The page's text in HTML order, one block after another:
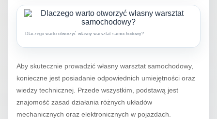
Dlaczego warto otworzyć własny warsztat samochodowy?
Aby skutecznie prowadzić własny warsztat samochodowy,
konieczne jest posiadanie odpowiednich umiejętności oraz
wiedzy technicznej. Przede wszystkim, podstawą jest
znajomość zasad działania różnych układów
mechanicznych oraz elektronicznych w pojazdach.